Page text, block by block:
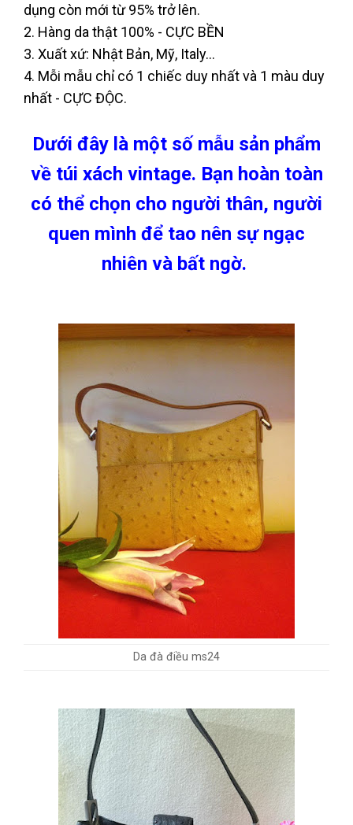
dụng còn mới từ 95% trở lên.
2. Hàng da thật 100% - CỰC BỀN
3. Xuất xứ: Nhật Bản, Mỹ, Italy...
4. Mỗi mẫu chỉ có 1 chiếc duy nhất và 1 màu duy
nhất - CỰC ĐỘC.
Dưới đây là một số mẫu sản phẩm
về túi xách vintage. Bạn hoàn toàn
có thể chọn cho người thân, người
quen mình để tao nên sự ngạc
nhiên và bất ngờ.
Da đà điều ms24